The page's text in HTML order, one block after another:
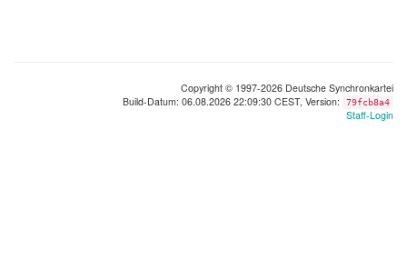
Copyright © 1997-2026 Deutsche Synchronkartei
Build-Datum: 06.08.2026 22:09:30 CEST, Version:
79fcb8a4
Staff-Login